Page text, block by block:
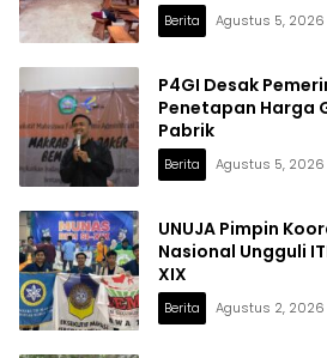
Berita Agustus 5, 2026
P4GI Desak
Penetapan Harga
Pabrik
Berita Agustus 5, 2026
UNUJA Pimpin
Nasional Ungguli
XIX
Berita Agustus 2, 2026